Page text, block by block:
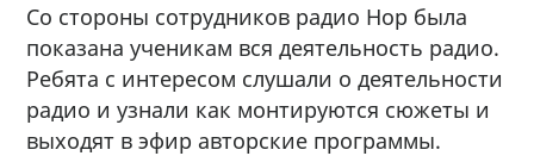
Со стороны сотрудников радио Нор была
показана ученикам вся деятельность радио.
Ребята с интересом слушали о деятельности
радио и узнали как монтируются сюжеты и
выходят в эфир авторские программы.